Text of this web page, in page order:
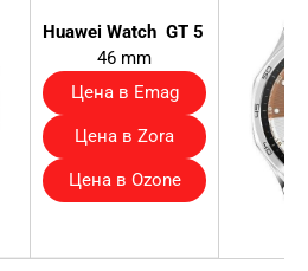
Huawei Watch GT 5
46 mm
Цена в Emag
Цена в Zora
Цена в Ozone